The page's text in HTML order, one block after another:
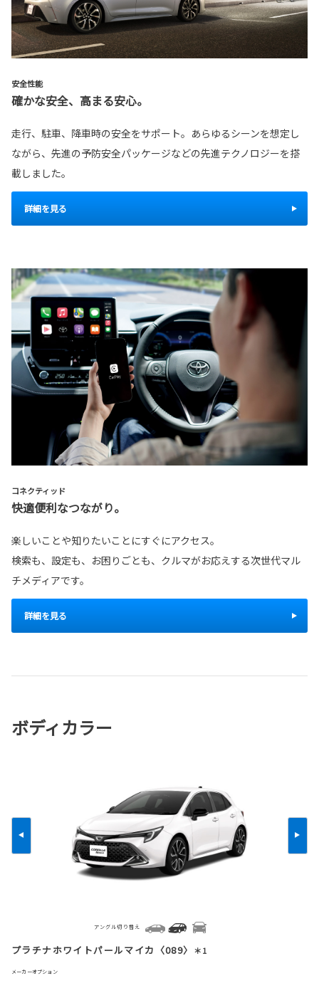
安全性能
確かな安全、高まる安心。
走行、駐車、降車時の安全をサポート。あらゆるシーンを想定し
ながら、先進の予防安全パッケージなどの先進テクノロジーを搭
載しました。
詳細を見る
コネクティッド
快適便利なつながり。
楽しいことや知りたいことにすぐにアクセス。
検索も、設定も、お困りごとも、クルマがお応えする次世代マル
チメディアです。
詳細を見る
ボディカラー
プラチナホワイトパールマイカ〈089〉 ＊1
メーカーオプション
アングル切り替え